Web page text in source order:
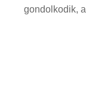
gondolkodik,